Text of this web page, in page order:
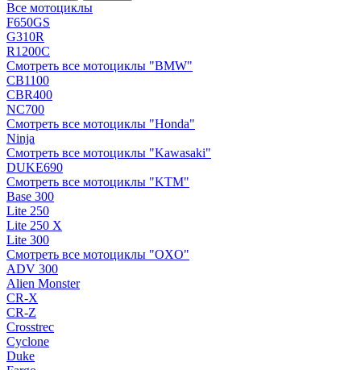
Все мотоциклы
F650GS
G310R
R1200C
Смотреть все мотоциклы "BMW"
CB1100
CBR400
NC700
Смотреть все мотоциклы "Honda"
Ninja
Смотреть все мотоциклы "Kawasaki"
DUKE690
Смотреть все мотоциклы "KTM"
Base 300
Lite 250
Lite 250 X
Lite 300
Смотреть все мотоциклы "OXO"
ADV 300
Alien Monster
CR-X
CR-Z
Crosstrec
Cyclone
Duke